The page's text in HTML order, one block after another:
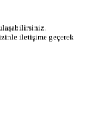
iletişime geçerek